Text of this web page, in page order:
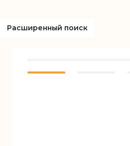
Расширенный поиск